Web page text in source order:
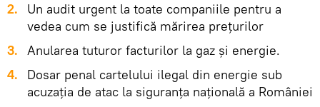
2.
Un audit urgent la toate companiile pentru a
vedea cum se justifică mărirea prețurilor
3.
Anularea tuturor facturilor la gaz și energie.
4.
Dosar penal cartelului ilegal din energie sub
acuzația de atac la siguranța națională a României